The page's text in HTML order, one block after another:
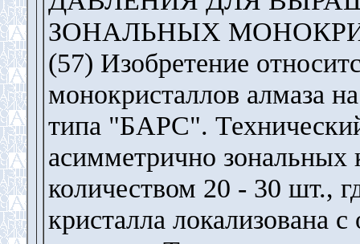
ЗОНАЛЬНЫХ
(57) Изобретение
монокристаллов алмаза
типа "БАРС".
асимметрично зональных
количеством 20 - 30 шт.,
кристалла локализована